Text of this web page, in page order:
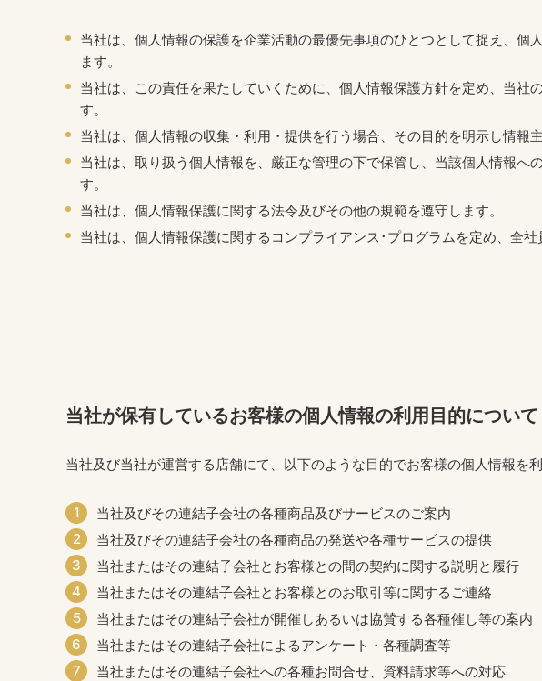
当社は、個人情報の保護を企業活動の最優先事項のひとつとして捉え、
ます。
当社は、この責任を果たしていくために、個人情報保護方針を定め、当
す。
当社は、個人情報の収集・利用・提供を行う場合、その目的を明示し情報
当社は、取り扱う個人情報を、厳正な管理の下で保管し、当該個人情報
す。
当社は、個人情報保護に関する法令及びその他の規範を遵守します。
当社は、個人情報保護に関するコンプライアンス･プログラムを定め、全
当社が保有しているお客様の個人情報の利用目的について
当社及び当社が運営する店舗にて、以下のような目的でお客様の個人情報を
当社及びその連結子会社の各種商品及びサービスのご案内
当社及びその連結子会社の各種商品の発送や各種サービスの提供
当社またはその連結子会社とお客様との間の契約に関する説明と履行
当社またはその連結子会社とお客様とのお取引等に関するご連絡
当社またはその連結子会社が開催しあるいは協賛する各種催し等の案内
当社またはその連結子会社によるアンケート・各種調査等
当社またはその連結子会社への各種お問合せ、資料請求等への対応